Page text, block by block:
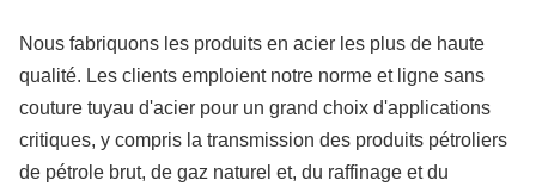
Nous fabriquons les produits en acier les plus de haute
qualité. Les clients emploient notre norme et ligne sans
couture tuyau d'acier pour un grand choix d'applications
critiques, y compris la transmission des produits pétroliers
de pétrole brut, de gaz naturel et, du raffinage et du